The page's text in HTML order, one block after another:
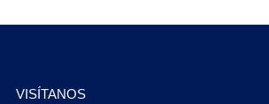
VISÍTANOS